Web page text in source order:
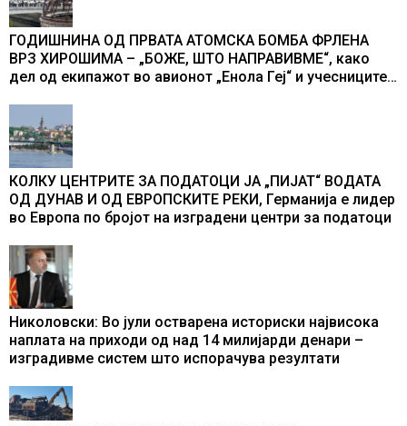
ГОДИШНИНА ОД ПРВАТА АТОМСКА БОМБА ФРЛЕНА
ВРЗ ХИРОШИМА – „БОЖЕ, ШТО НАПРАВИВМЕ“, како
дел од екипажот во авионот „Енола Геј“ и учесниците
промени текот на историјата
КОЛКУ ЦЕНТРИТЕ ЗА ПОДАТОЦИ ЈА „ПИЈАТ“ ВОДАТА
ОД ДУНАВ И ОД ЕВРОПСКИТЕ РЕКИ, Германија е лидер
во Европа по бројот на изградени центри за податоци
Николовски: Во јули остварена историски највисока
наплата на приходи од над 14 милијарди денари –
изградивме систем што испорачува резултати